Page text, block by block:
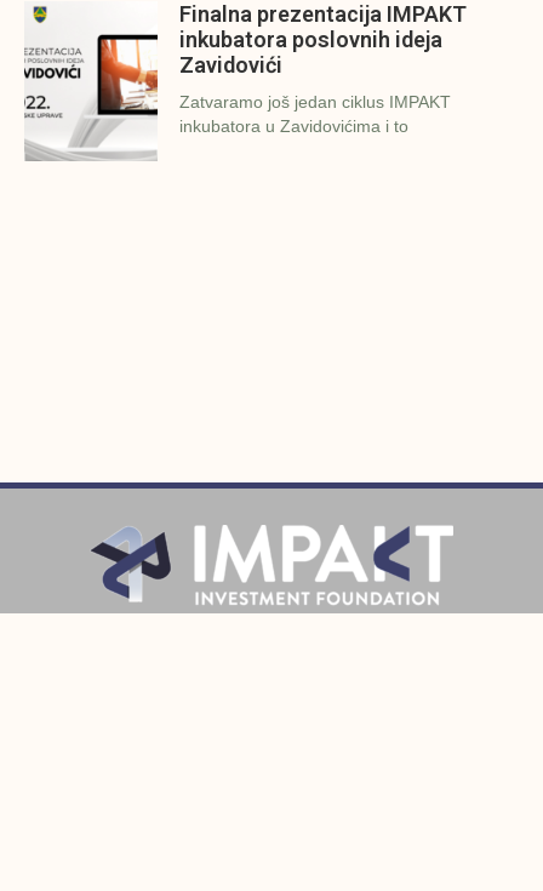
Finalna prezentacija IMPAKT
inkubatora poslovnih ideja
Zavidovići
Zatvaramo još jedan ciklus IMPAKT
inkubatora u Zavidovićima i to